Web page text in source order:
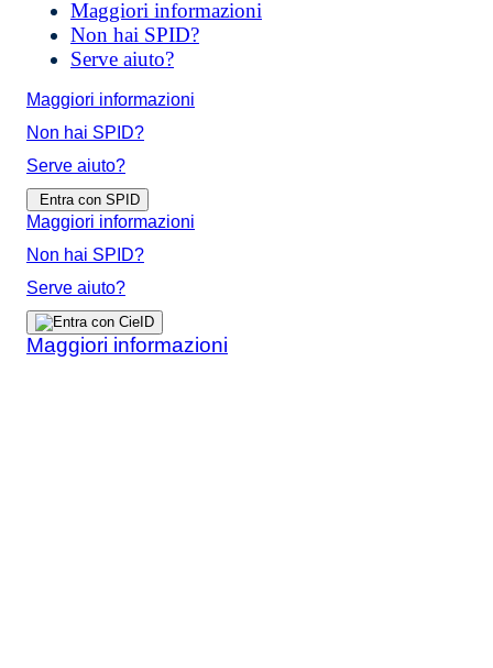
Maggiori informazioni
Non hai SPID?
Serve aiuto?
Maggiori informazioni
Non hai SPID?
Serve aiuto?
Entra con SPID
Maggiori informazioni
Non hai SPID?
Serve aiuto?
Maggiori informazioni